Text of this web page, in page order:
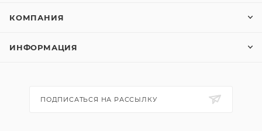
КОМПАНИЯ
ИНФОРМАЦИЯ
ПОДПИСАТЬСЯ НА РАССЫЛКУ